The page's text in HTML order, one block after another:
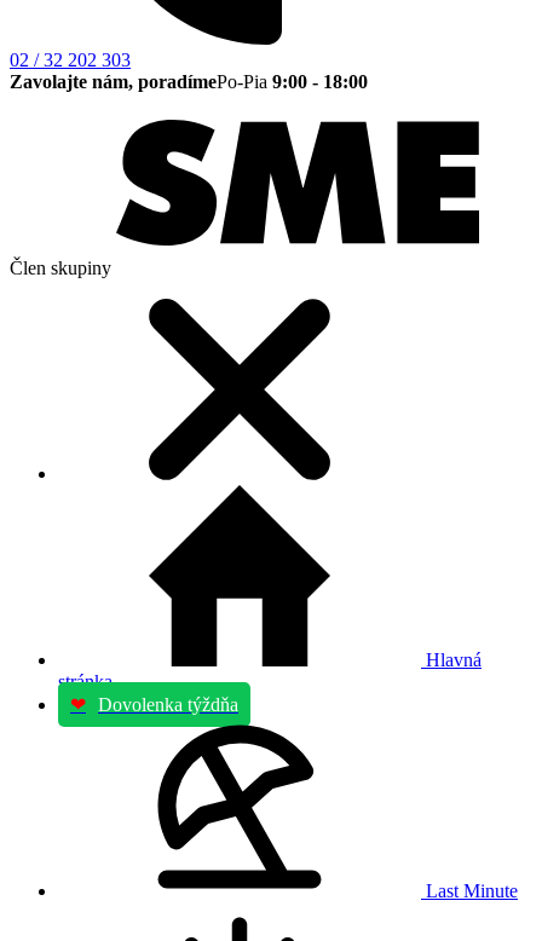
02 / 32 202 303
Zavolajte nám, poradímePo-Pia 9:00 - 18:00
Člen skupiny
Hlavná
stránka
❤ Dovolenka týždňa
Last Minute